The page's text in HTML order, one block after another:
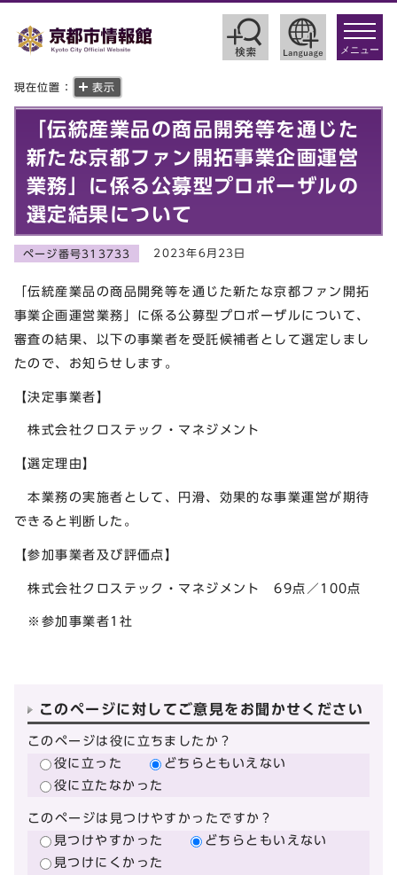
toggle
メニュー
現在位置： 表示
「伝統産業品の商品開発等を通じた
新たな京都ファン開拓事業企画運営
業務」に係る公募型プロポーザルの
選定結果について
ページ番号313733 2023年6月23日
「伝統産業品の商品開発等を通じた新たな京都ファン開拓
事業企画運営業務」に係る公募型プロポーザルについて、
審査の結果、以下の事業者を受託候補者として選定しまし
たので、お知らせします。
【決定事業者】
株式会社クロステック・マネジメント
【選定理由】
本業務の実施者として、円滑、効果的な事業運営が期待
できると判断した。
【参加事業者及び評価点】
株式会社クロステック・マネジメント 69点／100点
※参加事業者1社
このページに対してご意見をお聞かせください
このページは役に立ちましたか？
役に立った
どちらともいえない
役に立たなかった
このページは見つけやすかったですか？
見つけやすかった
どちらともいえない
見つけにくかった